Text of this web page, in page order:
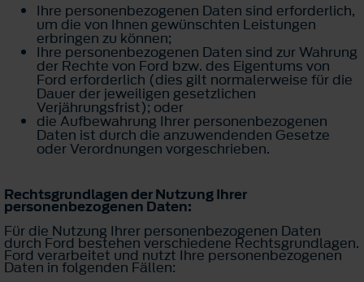
Ihre personenbezogenen Daten sind erforderlich,
um die von Ihnen gewünschten Leistungen
erbringen zu können;
Ihre personenbezogenen Daten sind zur Wahrung
der Rechte von Ford bzw. des Eigentums von
Ford erforderlich (dies gilt normalerweise für die
Dauer der jeweiligen gesetzlichen
Verjährungsfrist); oder
die Aufbewahrung Ihrer personenbezogenen
Daten ist durch die anzuwendenden Gesetze
oder Verordnungen vorgeschrieben.
Rechtsgrundlagen der Nutzung Ihrer
personenbezogenen Daten:
Für die Nutzung Ihrer personenbezogenen Daten
durch Ford bestehen verschiedene Rechtsgrundlagen.
Ford verarbeitet und nutzt Ihre personenbezogenen
Daten in folgenden Fällen: